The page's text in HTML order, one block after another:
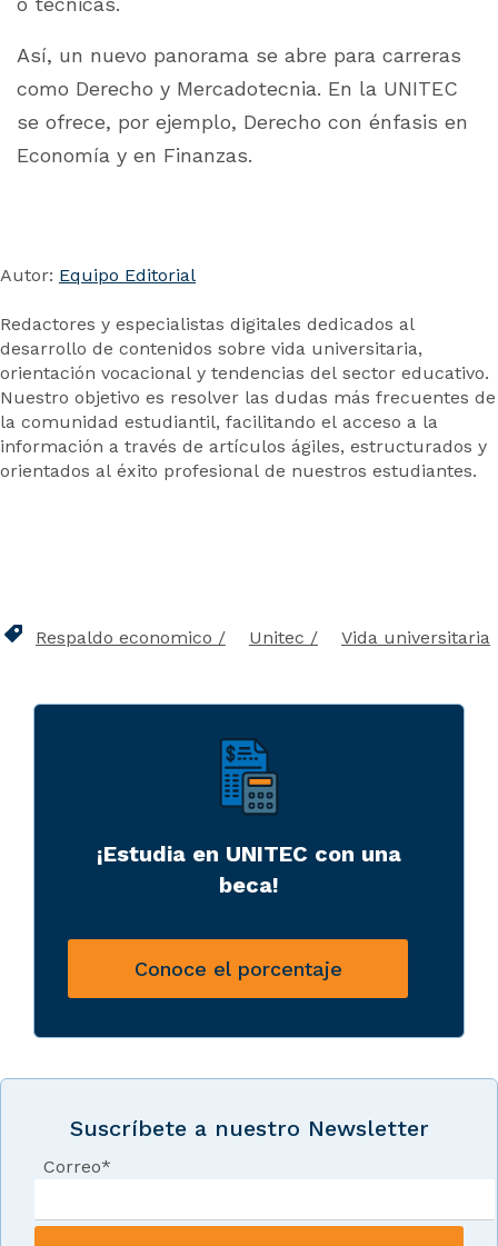
Así, un nuevo panorama se abre para carreras
como Derecho y Mercadotecnia. En la UNITEC
se ofrece, por ejemplo, Derecho con énfasis en
Economía y en Finanzas.
Autor: Equipo Editorial
Redactores y especialistas digitales dedicados al
desarrollo de contenidos sobre vida universitaria,
orientación vocacional y tendencias del sector educativo.
Nuestro objetivo es resolver las dudas más frecuentes de
la comunidad estudiantil, facilitando el acceso a la
información a través de artículos ágiles, estructurados y
orientados al éxito profesional de nuestros estudiantes.
Respaldo economico Unitec Vida universitaria
¡Estudia en UNITEC con una
beca!
Conoce el porcentaje
Suscríbete a nuestro Newsletter
Correo*